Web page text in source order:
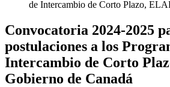
de Intercambio de Corto Plazo,
Convocatoria 2024-2025
postulaciones a los
Intercambio de Corto
Gobierno de Canadá